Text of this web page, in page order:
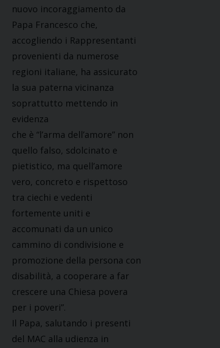
nuovo incoraggiamento da
Papa Francesco che,
accogliendo i Rappresentanti
provenienti da numerose
regioni italiane, ha assicurato
la sua paterna vicinanza
soprattutto mettendo in
evidenza
che è “l’arma dell’amore” non
quello falso, sdolcinato e
pietistico, ma quell’amore
vero, concreto e rispettoso
tra ciechi e vedenti
fortemente uniti e
accomunati da un unico
cammino di condivisione e
promozione della persona con
disabilità, a cooperare a far
crescere una Chiesa povera
per i poveri”.
Il Papa, salutando i presenti
del MAC alla udienza in